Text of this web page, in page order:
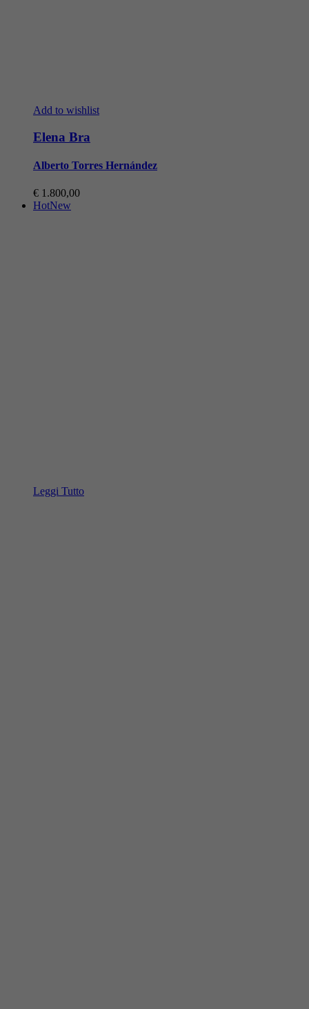
Add to wishlist
Elena Bra
Alberto Torres Hernández
€ 1.800,00
HotNew
Leggi Tutto